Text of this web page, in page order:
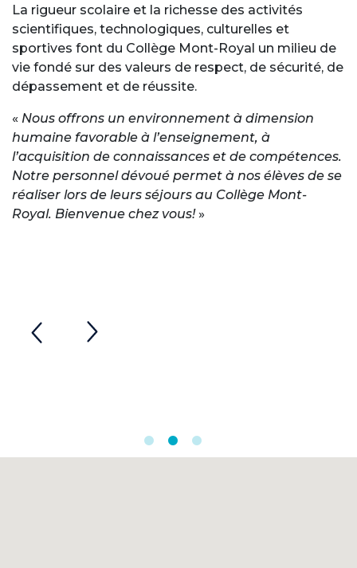
La rigueur scolaire et la richesse des activités
scientifiques, technologiques, culturelles et
sportives font du Collège Mont-Royal un milieu de
vie fondé sur des valeurs de respect, de sécurité, de
dépassement et de réussite.
« Nous offrons un environnement à dimension
humaine favorable à l’enseignement, à
l’acquisition de connaissances et de compétences.
Notre personnel dévoué permet à nos élèves de se
réaliser lors de leurs séjours au Collège Mont-
Royal. Bienvenue chez vous!»